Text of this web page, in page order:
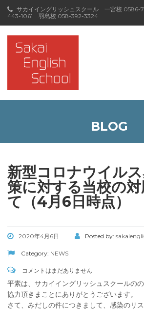
サカイイングリッシュスクール 一宮校 0586-
443-1061 羽島校 058-392-3324
BLOG
新型コロナウイル
策に対する当校の
て（4月6日時点）
2020年4月6日 Posted by:
Category: NEWS
コメントはまだありません
平素は、サカイイングリッシュスクールの
協力頂きまことにありがとうございます。
さて、みだしの件につきまして、感染のリ